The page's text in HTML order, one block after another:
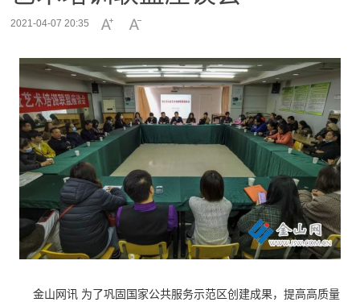
2021-04-07 20:35
金山网讯 为了巩固国家公共服务示范区创建成果，提高高质量